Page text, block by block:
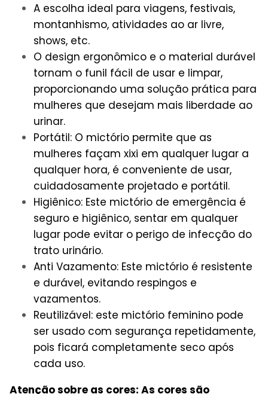
A escolha ideal para viagens, festivais,
montanhismo, atividades ao ar livre,
shows, etc.
O design ergonômico e o material durável
tornam o funil fácil de usar e limpar,
proporcionando uma solução prática para
mulheres que desejam mais liberdade ao
urinar.
Portátil: O mictório permite que as
mulheres façam xixi em qualquer lugar a
qualquer hora, é conveniente de usar,
cuidadosamente projetado e portátil.
Higiênico: Este mictório de emergência é
seguro e higiênico, sentar em qualquer
lugar pode evitar o perigo de infecção do
trato urinário.
Anti Vazamento: Este mictório é resistente
e durável, evitando respingos e
vazamentos.
Reutilizável: este mictório feminino pode
ser usado com segurança repetidamente,
pois ficará completamente seco após
cada uso.
Atenção sobre as cores: As cores são